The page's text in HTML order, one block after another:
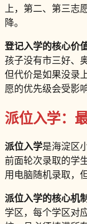
上，第二、第三志
降。
登记入学的核心价
孩子没有市三好、
但代价是如果没录
愿的优先级会受影响
派位入学：
派位入学是海淀区
前面轮次录取的学
用电脑随机录取，
派位入学的核心机制
学区，每个学区对